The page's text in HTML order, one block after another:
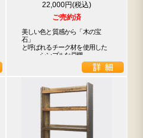
22,000円
ご売約済
美しい色と質感から「木の宝
石」
と呼ばれるチーク材を使用した
シンプルな戸棚
検索
索キーワード
小長火鉢 踏台